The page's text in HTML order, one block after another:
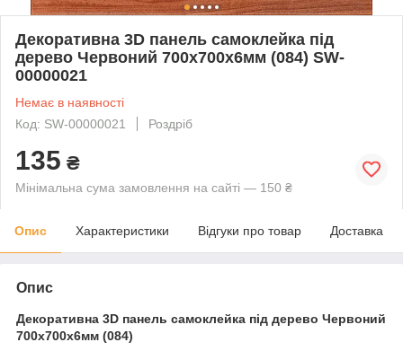
Декоративна 3D панель самоклейка під
дерево Червоний 700х700х6мм (084) SW-
00000021
Немає в наявності
Код: SW-00000021
Роздріб
135 ₴
Мінімальна сума замовлення на сайті — 150 ₴
Опис Характеристики Відгуки про товар Доставка
Опис
Декоративна 3D панель самоклейка під дерево Червоний
700х700х6мм (084)